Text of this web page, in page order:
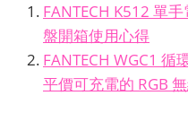
FANTECH K512 單
盤開箱使用心得
FANTECH WGC1
平價可充電的 RGB